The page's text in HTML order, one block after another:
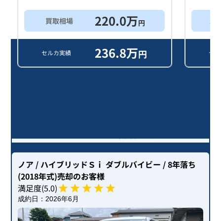
買取相場 220.0万円
セルカ実績 236.8万円
ス
セ
ノア / ハイブリッドＳｉ ダブルバイビー / 8年落ち
(2018年式)売却のお客様
満足度(5.0)
成約日： 2026年6月